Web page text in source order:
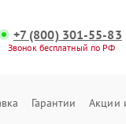
+7 (800) 301-55-83
Звонок бесплатный по РФ
Гарантии Акции